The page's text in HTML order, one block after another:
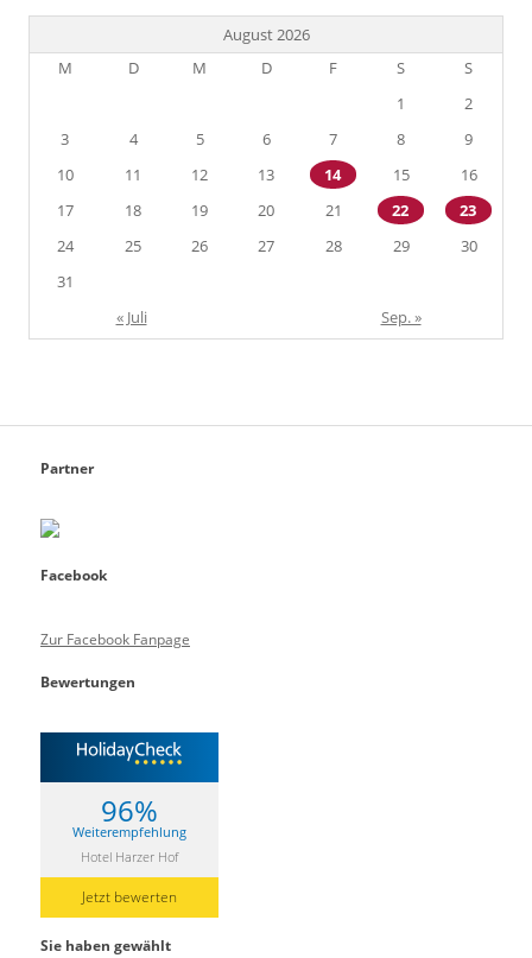
August 2026
M
D M D F S
S
1
2
3
4 5 6 7 8
9
10
11 12 13 14 15
16
17
18 19 20 21 22
23
24
25 26 27 28 29
30
31
« Juli
Sep. »
Partner
Facebook
Zur Facebook Fanpage
Bewertungen
96%
Weiterempfehlung
Hotel Harzer Hof
Jetzt bewerten
Sie haben gewählt